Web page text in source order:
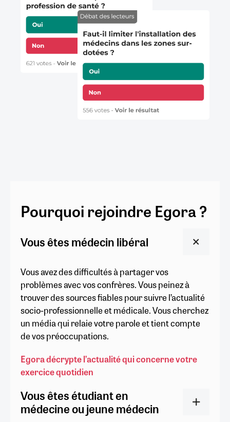
Pourquoi rejoindre Egora ?
Vous êtes médecin libéral
Vous avez des difficultés à partager vos
problèmes avec vos confrères. Vous peinez à
trouver des sources fiables pour suivre l’actualité
socio-professionnelle et médicale. Vous cherchez
un média qui relaie votre parole et tient compte
de vos préoccupations.
Egora décrypte l’actualité qui concerne votre
exercice quotidien
Vous êtes étudiant en
médecine ou jeune médecin